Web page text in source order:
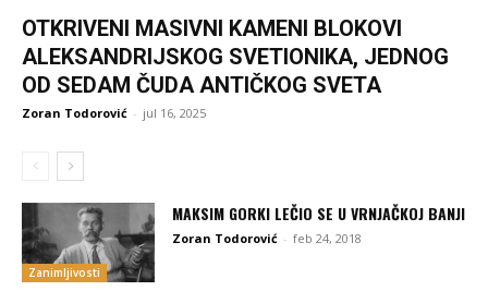
OTKRIVENI MASIVNI KAMENI BLOKOVI
ALEKSANDRIJSKOG SVETIONIKA, JEDNOG
OD SEDAM ČUDA ANTIČKOG SVETA
Zoran Todorović - jul 16, 2025
Zanimljivosti
MAKSIM GORKI LEČIO SE U VRNJAČKOJ BANJI
Zoran Todorović - feb 24, 2018